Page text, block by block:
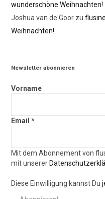
wunderschöne Weihnachten!
Joshua van de Goor zu
Weihnachten!
Newsletter abonnieren
Vorname
Email *
Mit dem Abonnement von
mit unserer
Diese Einwilligung kannst Du